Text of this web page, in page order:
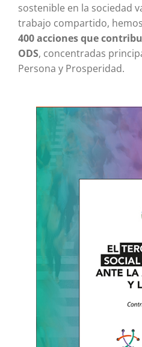
sostenible en la sociedad
trabajo compartido,
400 acciones que
ODS, concentradas
Persona y Prosperidad.